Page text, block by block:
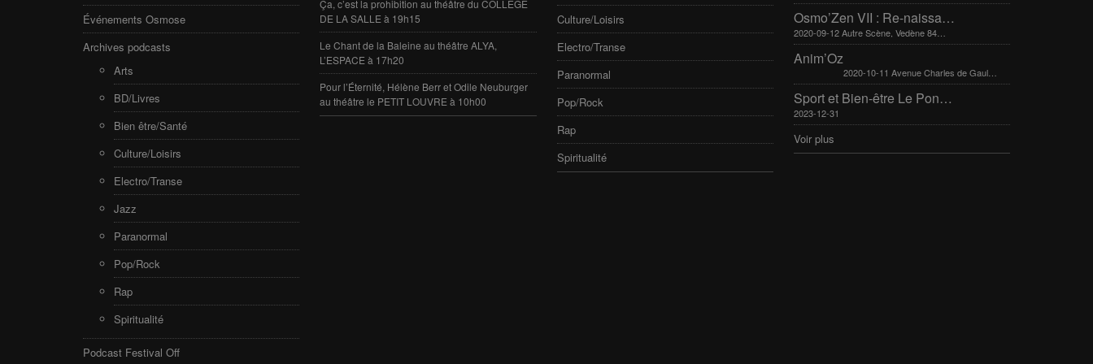
Événements Osmose
Archives podcasts
Arts
BD/Livres
Bien être/Santé
Culture/Loisirs
Electro/Transe
Jazz
Paranormal
Pop/Rock
Rap
Spiritualité
Podcast Festival Off
Ça, c’est la prohibition au théâtre du COLLÈGE
DE LA SALLE à 19h15
Le Chant de la Baleine au théâtre ALYA,
L’ESPACE à 17h20
Pour l’Éternité, Hélène Berr et Odile Neuburger
au théâtre le PETIT LOUVRE à 10h00
Culture/Loisirs
Electro/Transe
Paranormal
Pop/Rock
Rap
Spiritualité
Osmo’Zen VII : Re-naissance
2020-09-12 Autre Scène, Vedène 84270
Anim’Oz
2020-10-11 Avenue Charles de Gaulle 30400 Villeneuve-Lès-Avignon
Sport et Bien-être Le Pontet 16-17 mars 2024
2023-12-31
Voir plus